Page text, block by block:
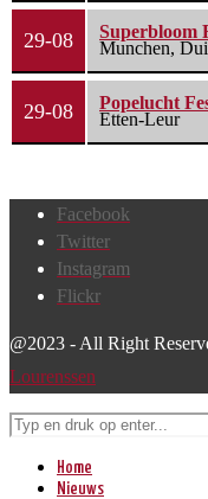
29-08
Superbloom
Munchen,
29-08
Popelucht
Etten-Leur
Facebook
Twitter
Instagram
Flickr
@2023 - All Right
Lourenssen
Home
Nieuws